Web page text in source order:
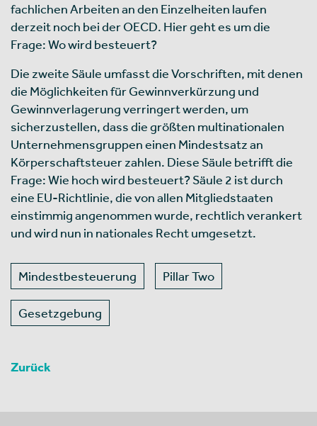
fachlichen Arbeiten an den Einzelheiten laufen
derzeit noch bei der OECD. Hier geht es um die
Frage: Wo wird besteuert?
Die zweite Säule umfasst die Vorschriften, mit denen
die Möglichkeiten für Gewinnverkürzung und
Gewinnverlagerung verringert werden, um
sicherzustellen, dass die größten multinationalen
Unternehmensgruppen einen Mindestsatz an
Körperschaftsteuer zahlen. Diese Säule betrifft die
Frage: Wie hoch wird besteuert? Säule 2 ist durch
eine EU-Richtlinie, die von allen Mitgliedstaaten
einstimmig angenommen wurde, rechtlich verankert
und wird nun in nationales Recht umgesetzt.
Mindestbesteuerung Pillar Two
Gesetzgebung
Zurück